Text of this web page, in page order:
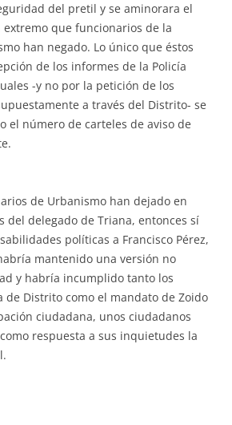
del pretil y se aminorara el
extremo que funcionarios de la
han negado. Lo único que éstos
de los informes de la Policía
-y no por la petición de los
a través del Distrito- se
el número de carteles de aviso de
de Urbanismo han dejado en
del delegado de Triana, entonces sí
políticas a Francisco Pérez,
mantenido una versión no
y habría incumplido tanto los
de Distrito como el mandato de Zoido
ciudadana, unos ciudadanos
respuesta a sus inquietudes la